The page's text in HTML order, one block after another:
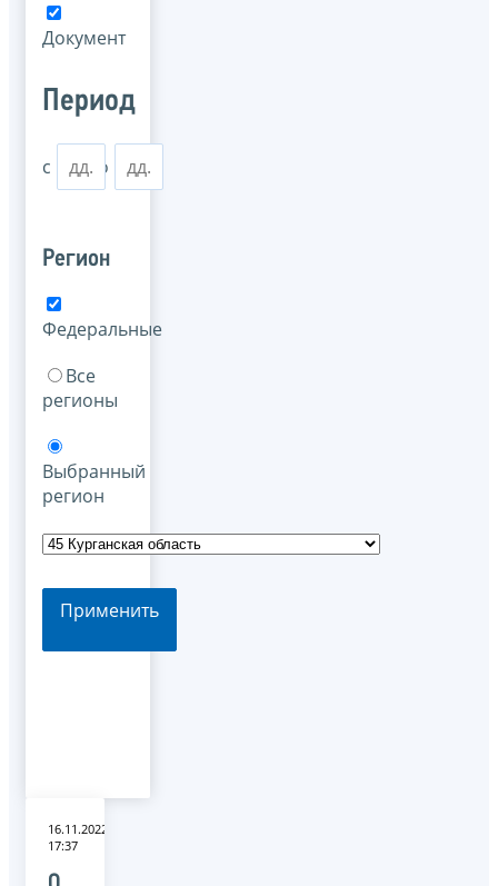
Документ
Период
с по
Регион
Федеральные
Все
регионы
Выбранный
регион
Применить
16.11.2022
17:37